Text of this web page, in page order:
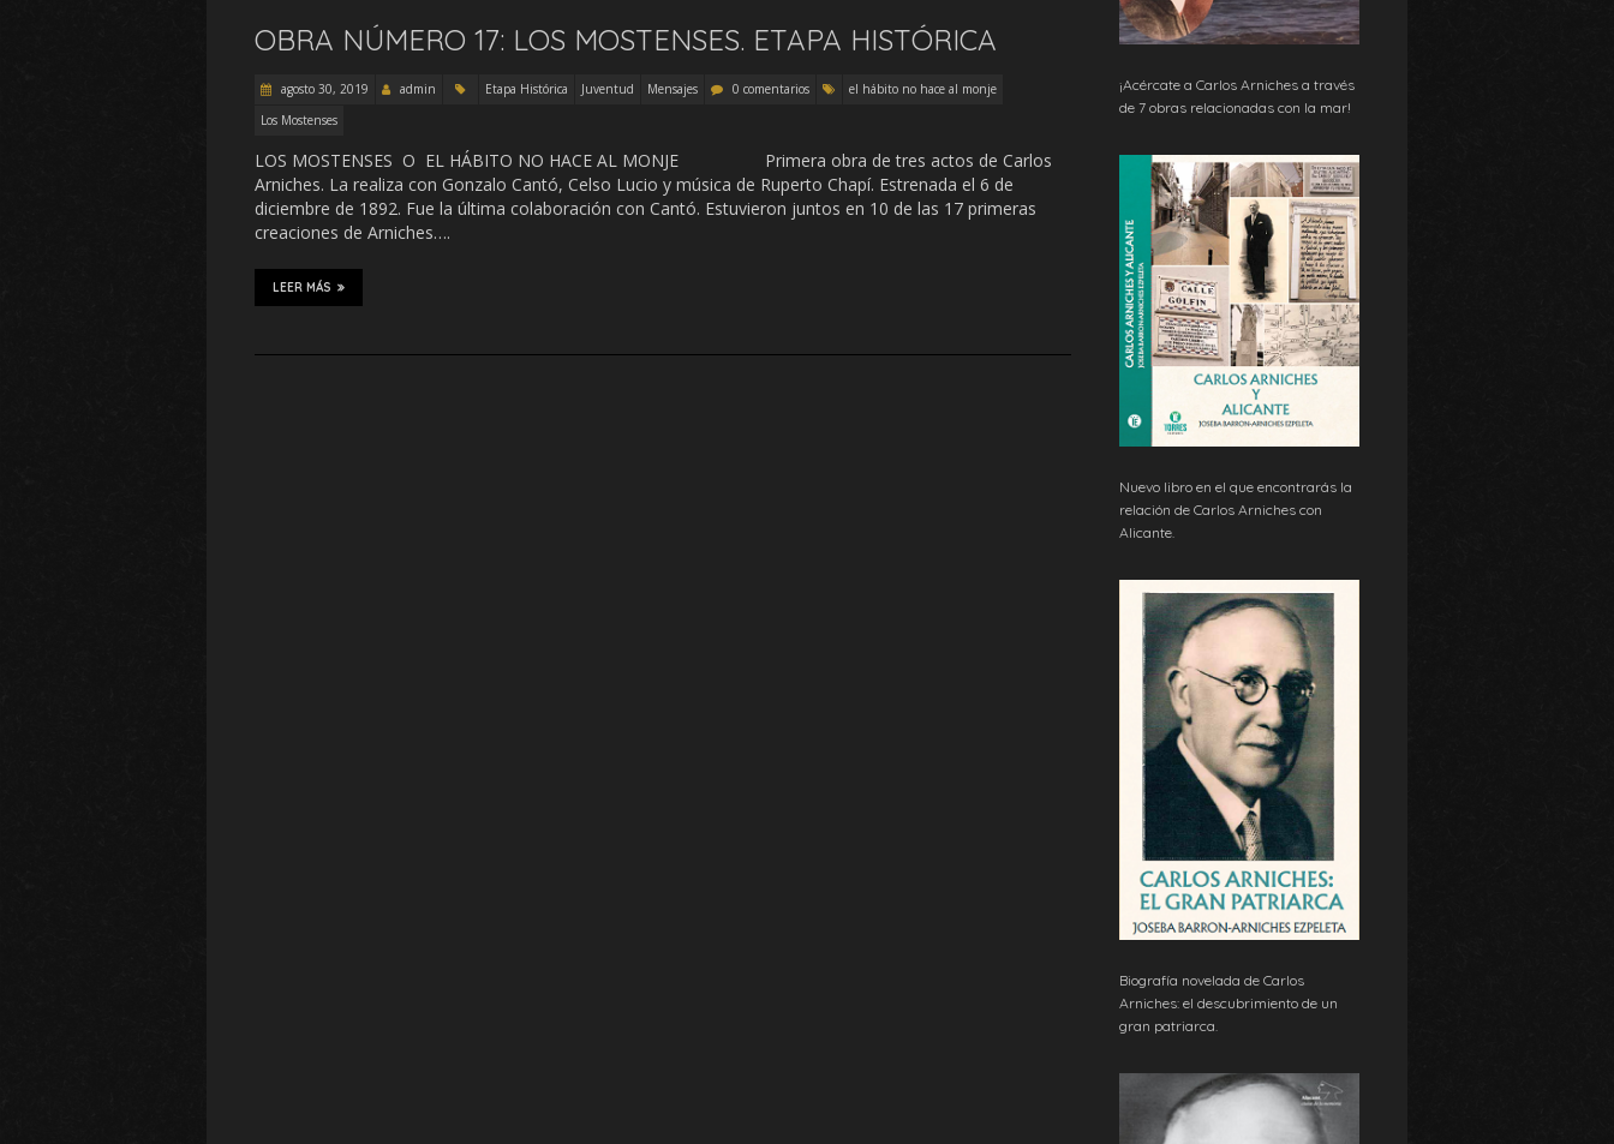
OBRA NÚMERO 17: LOS MOSTENSES. ETAPA HISTÓRICA
agosto 30, 2019 admin Etapa Histórica Juventud Mensajes 0 comentarios
el hábito no hace al monje
Los Mostenses
LOS MOSTENSES O EL HÁBITO NO HACE AL MONJE Primera obra de tres actos de Carlos
Arniches. La realiza con Gonzalo Cantó, Celso Lucio y música de Ruperto Chapí. Estrenada el 6 de
diciembre de 1892. Fue la última colaboración con Cantó. Estuvieron juntos en 10 de las 17 primeras
creaciones de Arniches….
LEER MÁS
¡Acércate a Carlos Arniches a través
de 7 obras relacionadas con la mar!
Nuevo libro en el que encontrarás la
relación de Carlos Arniches con
Alicante.
Biografía novelada de Carlos
Arniches: el descubrimiento de un
gran patriarca.